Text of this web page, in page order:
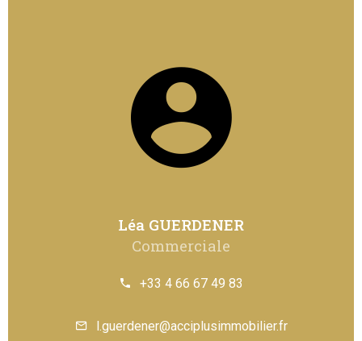
Léa GUERDENER
Commerciale
+33 4 66 67 49 83
l.guerdener@acciplusimmobilier.fr